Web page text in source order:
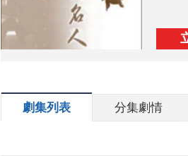
劇集列表 分集劇情